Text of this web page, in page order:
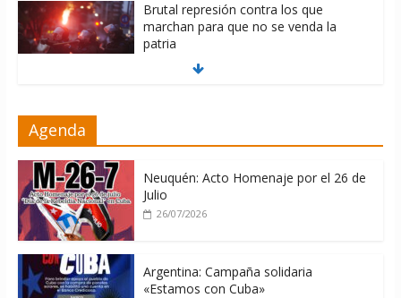
Brutal represión contra los que
marchan para que no se venda la
patria
06/08/2026
06/08/2026
Agenda
Neuquén: Acto Homenaje por el 26 de
Julio
26/07/2026
Argentina: Campaña solidaria
«Estamos con Cuba»